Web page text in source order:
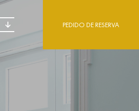
PEDIDO DE RESERVA